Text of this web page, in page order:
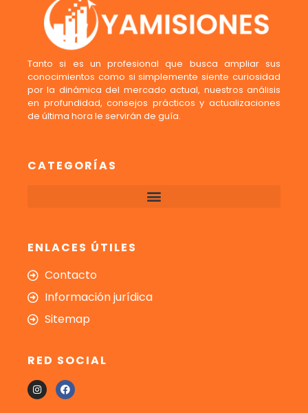
Tanto si es un profesional que busca ampliar sus
conocimientos como si simplemente siente curiosidad
por la dinámica del mercado actual, nuestros análisis
en profundidad, consejos prácticos y actualizaciones
de última hora le servirán de guía.
CATEGORÍAS
ENLACES ÚTILES
Contacto
Información jurídica
Sitemap
RED SOCIAL